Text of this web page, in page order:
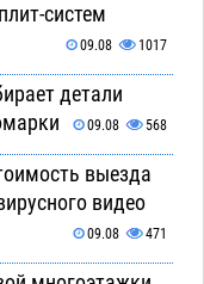
систем
09.08 1017
детали
09.08 568
выезда
видео
09.08 471